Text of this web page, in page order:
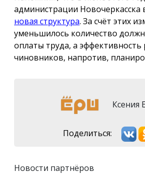
администрации Новочеркасска
новая структура. За счёт этих
уменьшилось количество
оплаты труда, а эффективность
чиновников, напротив,
Ксения
Поделиться:
Новости партнёров